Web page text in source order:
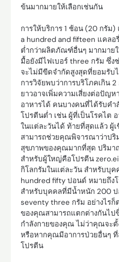
ข้นมากมายให้เลือกเช่นกัน
การให้บริการ 1 ช้อน (20 กรัม)
a hundred and fifteen แคลอ
ต่ำกว่าผลิตภัณฑ์อื่นๆ มากมายใ
มื้อยังมีไฟเบอร์ three กรัม ซึ่ง
จะไม่มีขีดจำกัดสูงสุดที่ยอมรับ
การวิจัยพบว่าการบริโภคเกิน
ยาวอาจเพิ่มความเสี่ยงต่อปัญ
อาหารได้ คนบางคนที่ได้รับคำ
โปรตีนต่ำ เช่น ผู้ที่เป็นโรคไต
ในแต่ละวันได้ ท้ายที่สุดแล้ว ผู้
สามารถช่วยคุณพิจารณาว่าป
สุขภาพของคุณมากที่สุด ปริมา
สำหรับผู้ใหญ่คือโปรตีน
กิโลกรัมในแต่ละวัน สำหรับบุ
hundred fifty ปอนด์ หมายถึง
สำหรับบุคคลที่มีน้ำหนัก 200
seventy three กรัม อย่างไร
ของคุณสามารถแตกต่างกันไป
กำลังกายของคุณ ไม่ว่าคุณจะ
หรือหากคุณมีอาการป่วยอื่นๆ
โปรตีน